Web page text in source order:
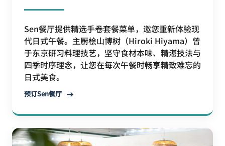
Sen餐厅提供精选手卷套餐菜单，邀您重新体验现
代日式午餐。主厨桧山博树（Hiroki Hiyama）曾
于东京研习料理技艺，坚守食材本味、精湛技法与
四季时序理念，让您在每次午餐时畅享精致难忘的
日式美食。
预订Sen餐厅